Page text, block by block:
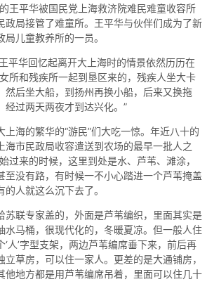
王平华被国民党上海救济院难民难童收容所
政局接管了难童所。王平华与伙伴们成为了新
儿童教养所的一员。
平华回忆起离开大上海时的情景依然历历在
所和残疾所一起到垦区来的，残疾人坐大卡
然后坐大船，到扬州再换小船，后来又换拖
经过两天两夜才到达兴化。”
上海的繁华的“游民”们大吃一惊。年近八十的
海市民政局收容遣送到农场的最早一批人之
过来的时候，这里到处是水、芦苇、滩涂，
至没有路，有时候一不小心踏进一个芦苇掩盖
人就这么沉下去了。
苏联专家盖的，外面是芦苇编织，里面其实是
水马桶，很现代化的，冬暖夏凉。但一般人住
人’字型支架，两边芦苇编席垂下来，前后再
草房，可以住一家人。更差的是大通铺房，
他地方都是用芦苇编席吊着，里面可以住几十